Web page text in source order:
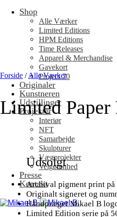
FortsætShop
Alle Værker
Limited Editions
HPM Editions
Time Releases
Apparel & Merchandise
Gavekort
Project 70
Originaler
Kunstneren
Udstillinger
Projekter
Interiør
NFT
Samarbejde
Skulpturer
Vægprojekter
Velgørenhed
Presse
Kontakt
Forside / Alle Værker
Limited
Udsolgt
Archival pigment print på
Originalt signeret og
Håndpræget Mikael B
Limited Edition serie på